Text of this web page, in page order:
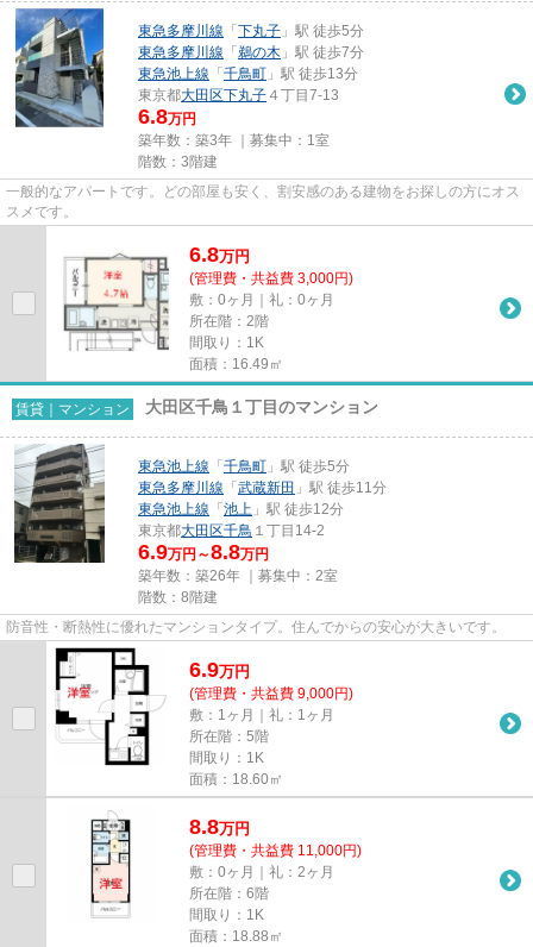
東急多摩川線 「 下丸子 」駅 徒歩5分
東急多摩川線 「 鵜の木 」駅 徒歩7分
東急池上線 「 千鳥町 」駅 徒歩13分
東京都大田区下丸子 ４丁目7-13
6.8万円
築年数：築3年 ｜募集中： 1室
階数：3階建
一般的なアパートです。どの部屋も安く、割安感のある建物をお探しの方にオス
スメです。
6.8万円
(管理費・共益費 3,000円)
敷：0ヶ月｜礼：0ヶ月
所在階：2階
間取り：1K
面積：16.49㎡
賃貸｜マンション 大田区千鳥１丁目のマンション
東急池上線 「 千鳥町 」駅 徒歩5分
東急多摩川線 「 武蔵新田 」駅 徒歩11分
東急池上線 「 池上 」駅 徒歩12分
東京都大田区千鳥 １丁目14-2
6.9万円～8.8万円
築年数：築26年 ｜募集中： 2室
階数：8階建
防音性・断熱性に優れたマンションタイプ。住んでからの安心が大きいです。
6.9万円
(管理費・共益費 9,000円)
敷：1ヶ月｜礼：1ヶ月
所在階：5階
間取り：1K
面積：18.60㎡
8.8万円
(管理費・共益費 11,000円)
敷：0ヶ月｜礼：2ヶ月
所在階：6階
間取り：1K
面積：18.88㎡